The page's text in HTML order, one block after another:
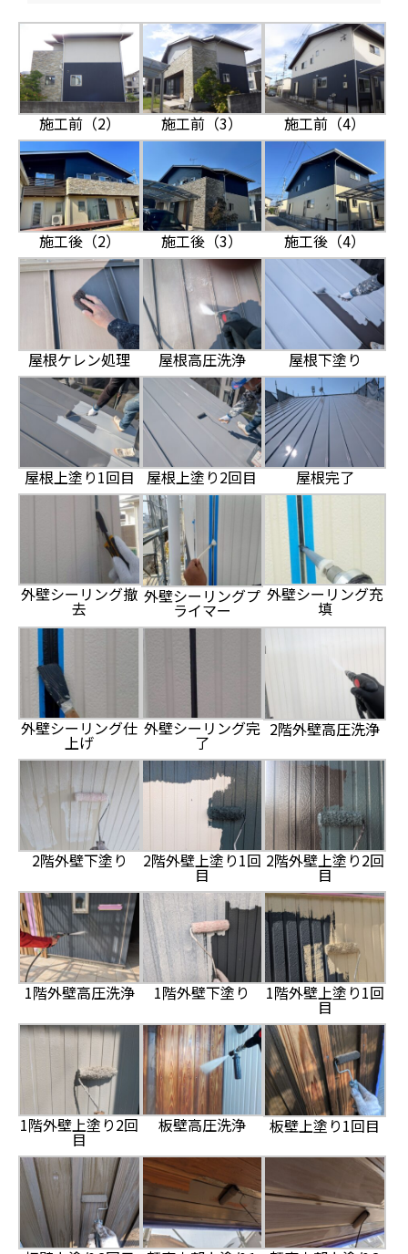
施工前（2） 施工前（3） 施工前（4）
施工後（2） 施工後（3） 施工後（4）
屋根ケレン処理 屋根高圧洗浄 屋根下塗り
屋根上塗り1回目 屋根上塗り2回目 屋根完了
外壁シーリング撤
去
外壁シーリングプ
ライマー
外壁シーリング充
填
外壁シーリング仕
上げ
外壁シーリング完
了
2階外壁高圧洗浄
2階外壁下塗り 2階外壁上塗り1回
目
2階外壁上塗り2回
目
1階外壁高圧洗浄 1階外壁下塗り 1階外壁上塗り1回
目
1階外壁上塗り2回
目
板壁高圧洗浄 板壁上塗り1回目